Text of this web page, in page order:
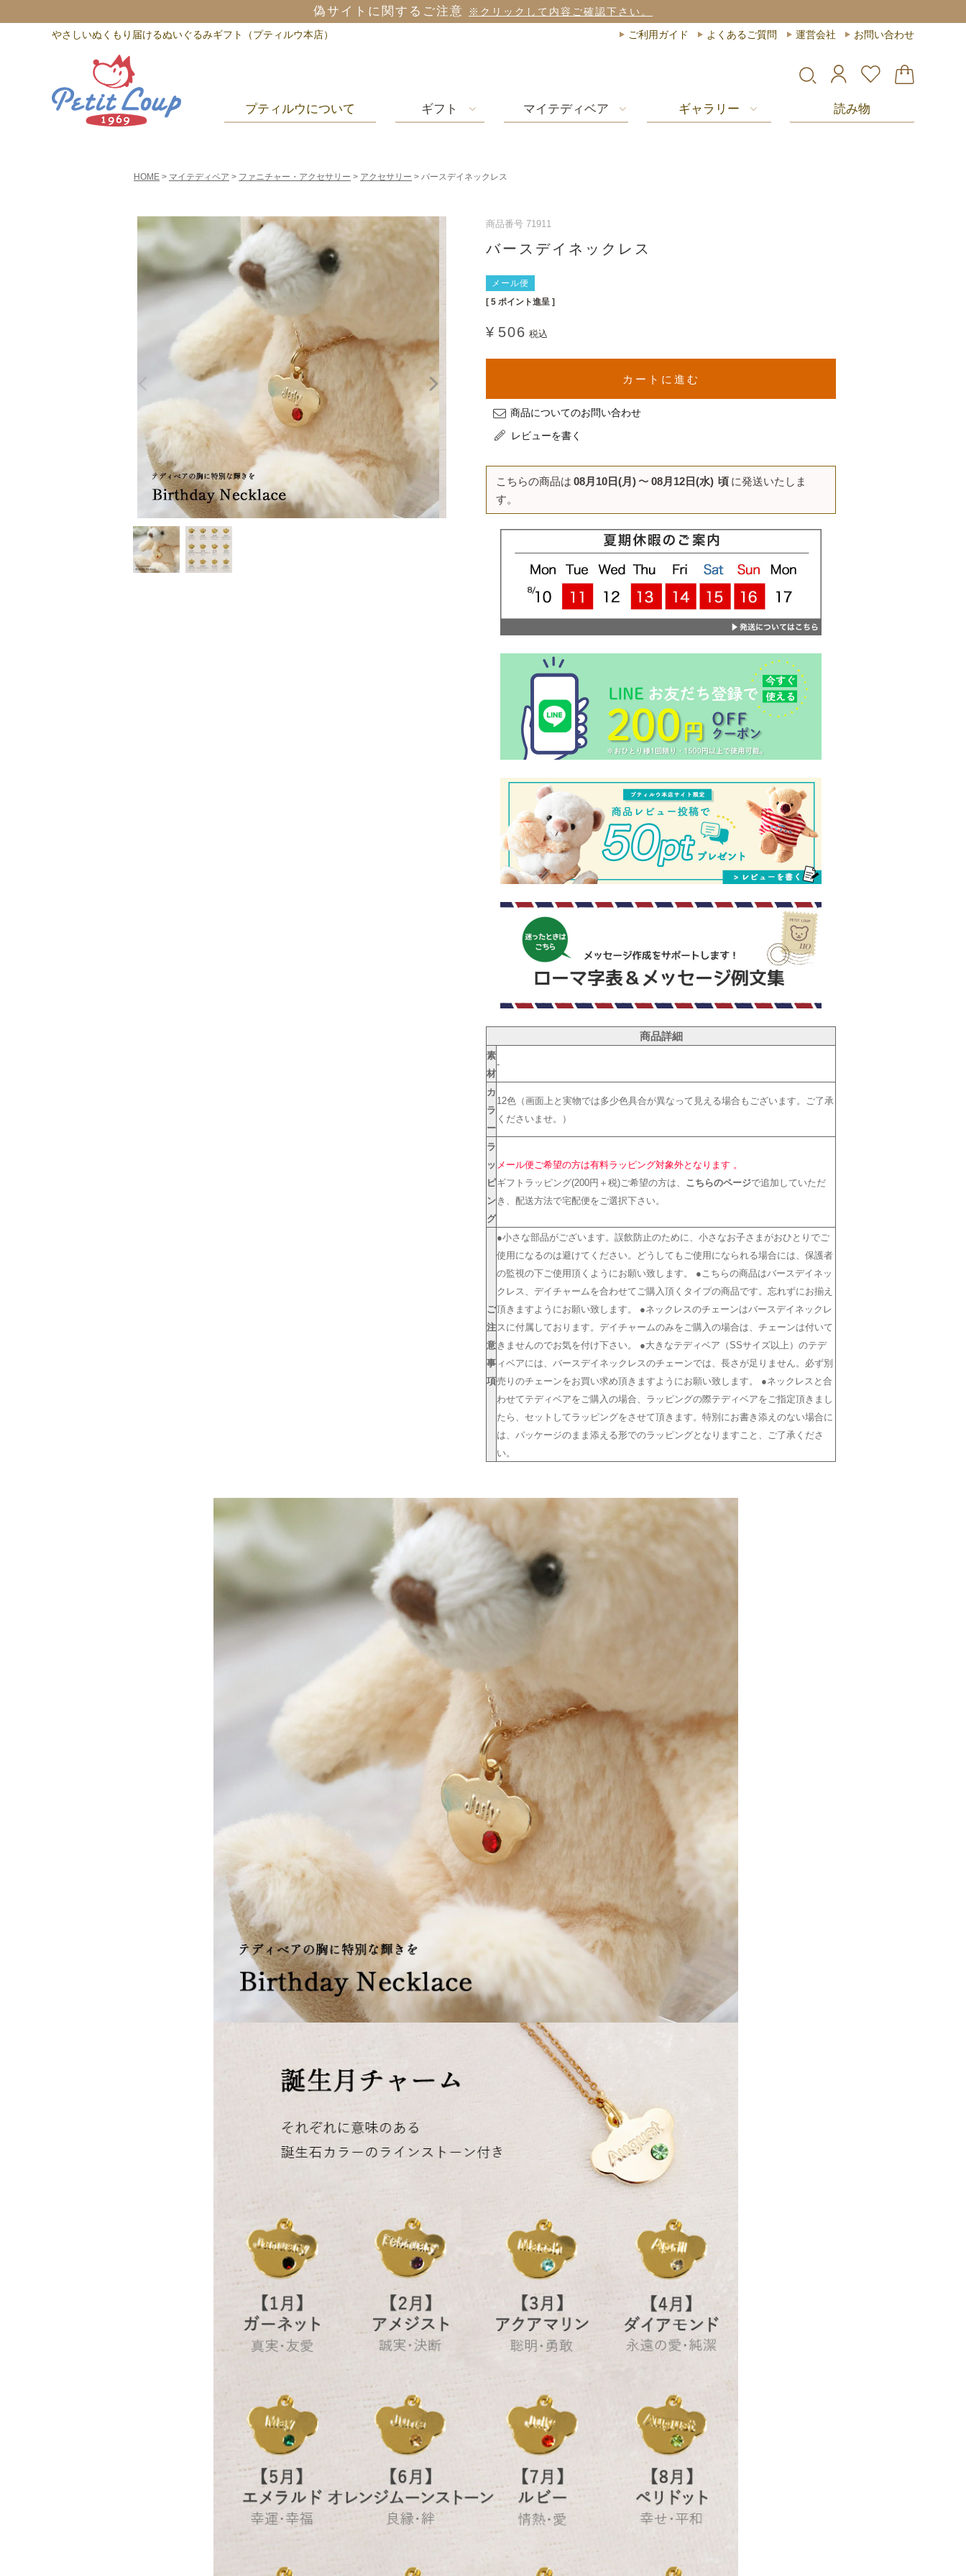
偽サイトに関するご注意 ※クリックして内容ご確認下さい。
やさしいぬくもり届けるぬいぐるみギフト（プティルウ本店） ご利用ガイド よくあるご質問 運営会社 お問い合わせ
プティルウについて ギフト マイテディベア ギャラリー 読み物
HOME マイテディベア ファニチャー・アクセサリー アクセサリー バースデイネックレス
商品番号 71911
バースデイネックレス
メール便
[ 5 ポイント進呈 ]
¥ 506 税込
カートに進む
商品についてのお問い合わせ
レビューを書く
こちらの商品は 08月10日(月) 〜 08月12日(水) 頃 に発送いたしま
す。
商品詳細
素
材
-
カ
ラ
ー
12色（画面上と実物では多少色具合が異なって見える場合もございます。ご了承
くださいませ。）
ラ
ッ
ピ
ン
グ
メール便ご希望の方は有料ラッピング対象外となります 。
ギフトラッピング(200円＋税)ご希望の方は、 こちらのページで追加していただ
き、配送方法で宅配便をご選択下さい。
ご
注
意
事
項
●小さな部品がございます。誤飲防止のために、小さなお子さまがおひとりでご
使用になるのは避けてください。どうしてもご使用になられる場合には、保護者
の監視の下ご使用頂くようにお願い致します。 ●こちらの商品はバースデイネッ
クレス、デイチャームを合わせてご購入頂くタイプの商品です。忘れずにお揃え
頂きますようにお願い致します。 ●ネックレスのチェーンはバースデイネックレ
スに付属しております。デイチャームのみをご購入の場合は、チェーンは付いて
きませんのでお気を付け下さい。 ●大きなテディベア（SSサイズ以上）のテデ
ィベアには、バースデイネックレスのチェーンでは、長さが足りません。必ず別
売りのチェーンをお買い求め頂きますようにお願い致します。 ●ネックレスと合
わせてテディベアをご購入の場合、ラッピングの際テディベアをご指定頂きまし
たら、セットしてラッピングをさせて頂きます。特別にお書き添えのない場合に
は、パッケージのまま添える形でのラッピングとなりますこと、ご了承くださ
い。